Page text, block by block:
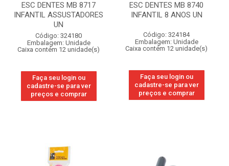
ESC DENTES MB 8717
INFANTIL ASSUSTADORES
UN
Código: 324180
Embalagem: Unidade
Caixa contém 12 unidade(s)
Faça seu login ou
cadastre-se para ver
preços e comprar
ESC DENTES MB 8740
INFANTIL 8 ANOS UN
Código: 324184
Embalagem: Unidade
Caixa contém 12 unidade(s)
Faça seu login ou
cadastre-se para ver
preços e comprar